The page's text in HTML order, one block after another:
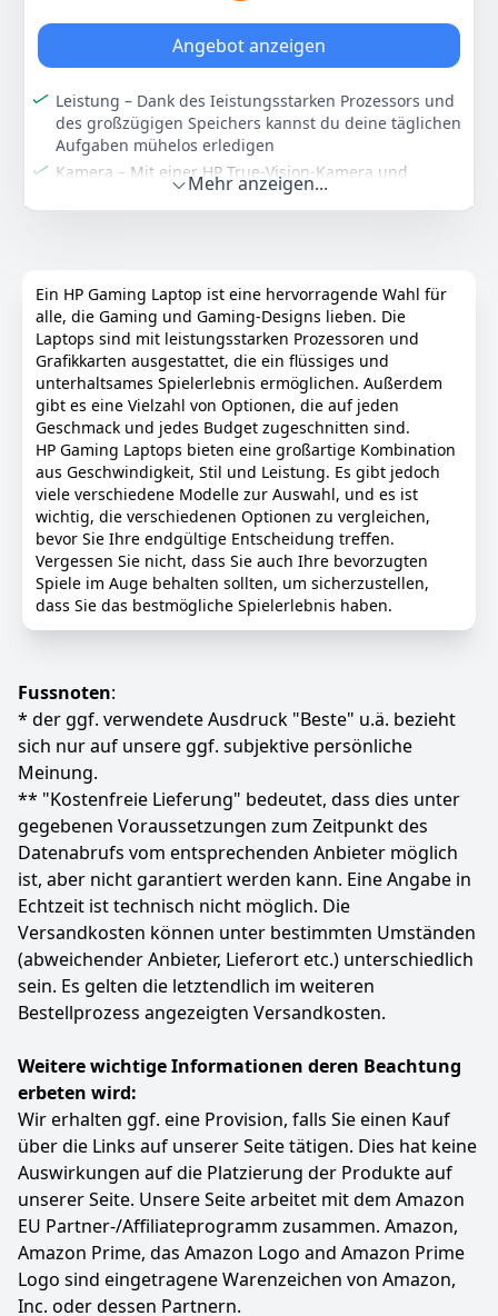
1.829
Anzeigen
Angebot anzeigen
Leistung – Dank des Ieistungsstarken Prozessors und
des großzügigen Speichers kannst du deine täglichen
Aufgaben mühelos erledigen
Kamera – Mit einer HP True-Vision-Kamera und
Mikrofonen zur Reduzierung von
Hintergrundgeräuschen können Sie klar und sicher
das Notebook ist bereits nach 45 Minuten zu 50 %
aufgeladen
HP QuickDrop – Übertrage Fotos, Videos, Dokumente
und mehr drahtlos zwischen deinem PC und deinem
Mobilgerät
Dieser HP 17,3" Laptop wird aus nachhaltigen
Kunststoffen und recyceltem Altplastik gefertigt
Farbe Hersteller Gewicht
Schwarz HP 2,05 kg
33900 €
UVP:398,89 € -15%
Anzeigen
Mehr anzeigen...
Ein HP Gaming Laptop ist eine hervorragende Wahl für
alle, die Gaming und Gaming-Designs lieben. Die
Laptops sind mit leistungsstarken Prozessoren und
Grafikkarten ausgestattet, die ein flüssiges und
unterhaltsames Spielerlebnis ermöglichen. Außerdem
gibt es eine Vielzahl von Optionen, die auf jeden
Geschmack und jedes Budget zugeschnitten sind.
HP Gaming Laptops bieten eine großartige Kombination
aus Geschwindigkeit, Stil und Leistung. Es gibt jedoch
viele verschiedene Modelle zur Auswahl, und es ist
wichtig, die verschiedenen Optionen zu vergleichen,
bevor Sie Ihre endgültige Entscheidung treffen.
Vergessen Sie nicht, dass Sie auch Ihre bevorzugten
Spiele im Auge behalten sollten, um sicherzustellen,
dass Sie das bestmögliche Spielerlebnis haben.
Fussnoten:
* der ggf. verwendete Ausdruck "Beste" u.ä. bezieht
sich nur auf unsere ggf. subjektive persönliche
Meinung.
** "Kostenfreie Lieferung" bedeutet, dass dies unter
gegebenen Voraussetzungen zum Zeitpunkt des
Datenabrufs vom entsprechenden Anbieter möglich
ist, aber nicht garantiert werden kann. Eine Angabe in
Echtzeit ist technisch nicht möglich. Die
Versandkosten können unter bestimmten Umständen
(abweichender Anbieter, Lieferort etc.) unterschiedlich
sein. Es gelten die letztendlich im weiteren
Bestellprozess angezeigten Versandkosten.
Weitere wichtige Informationen deren Beachtung
erbeten wird:
Wir erhalten ggf. eine Provision, falls Sie einen Kauf
über die Links auf unserer Seite tätigen. Dies hat keine
Auswirkungen auf die Platzierung der Produkte auf
unserer Seite. Unsere Seite arbeitet mit dem Amazon
EU Partner-/Affiliateprogramm zusammen. Amazon,
Amazon Prime, das Amazon Logo and Amazon Prime
Logo sind eingetragene Warenzeichen von Amazon,
Inc. oder dessen Partnern.